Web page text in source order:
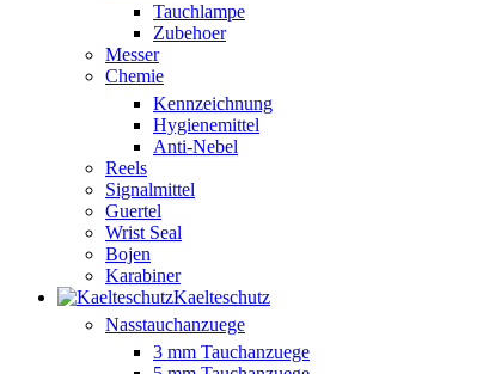
Tauchlampe
Zubehoer
Messer
Chemie
Kennzeichnung
Hygienemittel
Anti-Nebel
Reels
Signalmittel
Guertel
Wrist Seal
Bojen
Karabiner
Kaelteschutz
Nasstauchanzuege
3 mm Tauchanzuege